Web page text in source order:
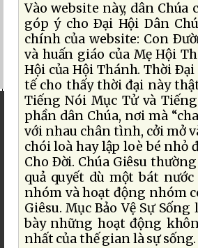
Vào website này, dân
góp ý cho Ðại Hội Dân
chính của website: Con
và huấn giáo của Mẹ Hội
Hội của Hội Thánh. Thời
tế cho thấy thời đại này
Tiếng Nói Mục Tử và
phần dân Chúa, nơi mà
với nhau chân tình, cởi mở
chói loà hay lập loè bé nhỏ
Cho Ðời. Chúa Giêsu
quả quyết dù một bát
nhóm và hoạt động nhóm
Giêsu. Mục Bảo Vệ Sự
bày những hoạt động
nhất của thế gian là sự sống.